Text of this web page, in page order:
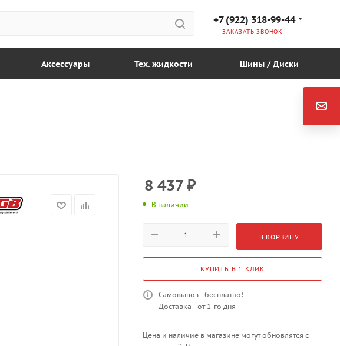
+7 (922) 318-99-44
ЗАКАЗАТЬ ЗВОНОК
Аксессуары Тех. жидкости Шины / Диски
8 437₽
В наличии
В КОРЗИНУ
КУПИТЬ В 1 КЛИК
Самовывоз - бесплатно!
Доставка - от 1-го дня
Цена и наличие в магазине могут обновлятся с